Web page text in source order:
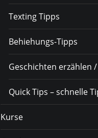
Texting Tipps
Behiehungs-Tipps
Geschichten erzählen
Quick Tips – schnelle
Kurse